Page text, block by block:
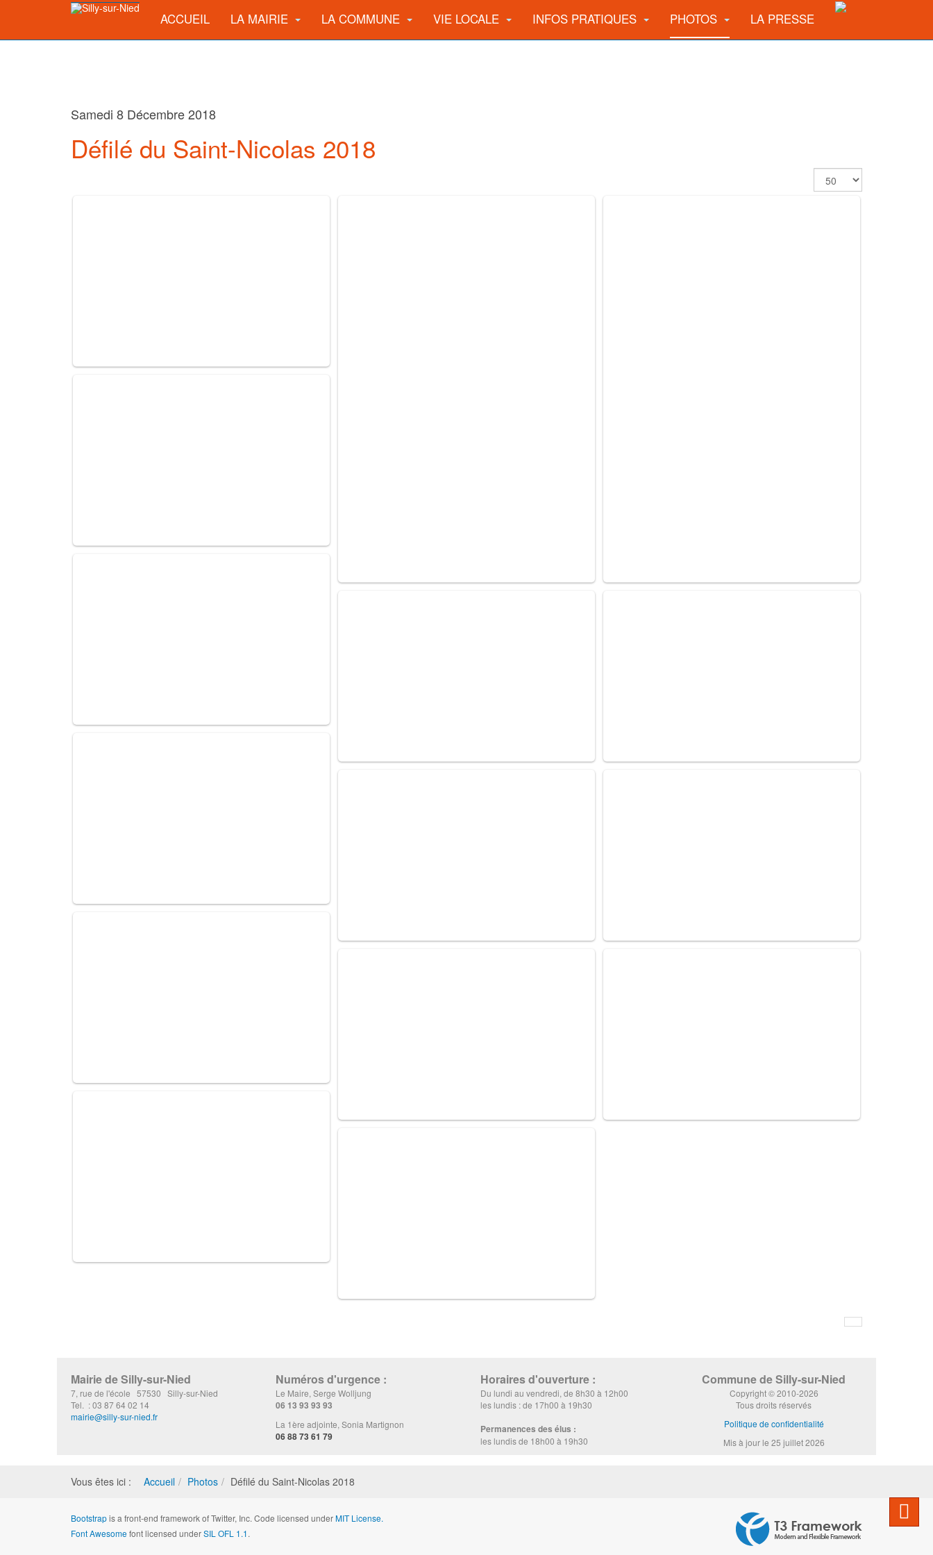
ACCUEIL LA MAIRIE LA COMMUNE VIE LOCALE INFOS PRATIQUES PHOTOS LA PRESSE
Samedi 8 Décembre 2018
Défilé du Saint-Nicolas 2018
Mairie de Silly-sur-Nied
7, rue de l'école 57530 Silly-sur-Nied
Tel. : 03 87 64 02 14
mairie@silly-sur-nied.fr
Numéros d'urgence :
Le Maire, Serge Wolljung
06 13 93 93 93
La 1ère adjointe, Sonia Martignon
06 88 73 61 79
Horaires d'ouverture :
Du lundi au vendredi, de 8h30 à 12h00
les lundis : de 17h00 à 19h30
Permanences des élus :
les lundis de 18h00 à 19h30
Commune de Silly-sur-Nied
Copyright © 2010-2026
Tous droits réservés
Politique de confidentialité
Mis à jour le 25 juillet 2026
Vous êtes ici : Accueil Photos Défilé du Saint-Nicolas 2018
Bootstrapis a front-end framework of Twitter, Inc. Code licensed underMIT License.
Font Awesomefont licensed underSIL OFL 1.1.